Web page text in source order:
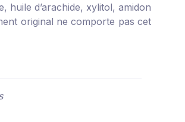
huile d’arachide, xylitol, amidon
original ne comporte pas cet